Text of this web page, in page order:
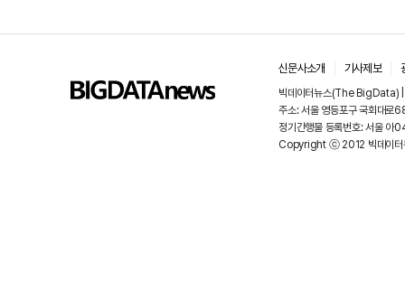
신문사소개 기사제보
빅데이터뉴스(The BigData) |
주소: 서울 영등포구 국회
정기간행물 등록번호: 서울
Copyright ⓒ 2012 빅데이